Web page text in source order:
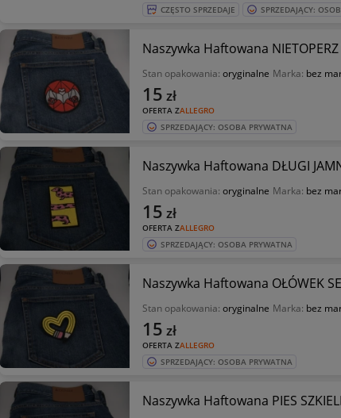
CZĘSTO SPRZEDAJE SPRZEDAJĄCY:
Naszywka Haftowana
Stan opakowania: oryginalne Marka: bez
OFERTA ZALLEGRO
15 zł
SPRZEDAJĄCY: OSOBA PRYWATNA
Naszywka Haftowana DŁUGI
Stan opakowania: oryginalne Marka: bez
OFERTA ZALLEGRO
15 zł
SPRZEDAJĄCY: OSOBA PRYWATNA
Naszywka Haftowana OŁÓWEK
Stan opakowania: oryginalne Marka: bez
OFERTA ZALLEGRO
15 zł
SPRZEDAJĄCY: OSOBA PRYWATNA
Naszywka Haftowana PIES